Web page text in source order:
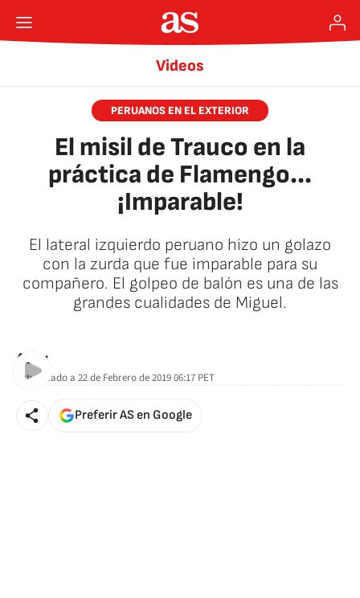
Videos
PERUANOS EN EL EXTERIOR
El misil de Trauco en la
práctica de Flamengo...
¡Imparable!
El lateral izquierdo peruano hizo un golazo
con la zurda que fue imparable para su
compañero. El golpeo de balón es una de las
grandes cualidades de Miguel.
AStv
Actualizado a 22 de Febrero de 2019 06:17 PET
Preferir AS en Google